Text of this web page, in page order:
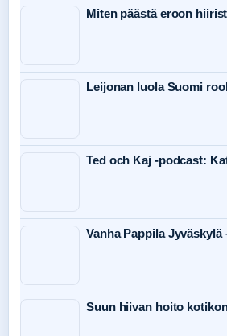
Miten päästä eroon
Leijonan luola Suomi
Ted och Kaj -podcast:
Vanha Pappila
Suun hiivan hoito